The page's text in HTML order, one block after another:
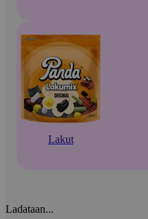
Lakut
Ladataan...